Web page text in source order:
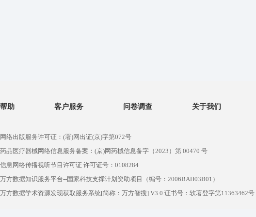
帮助 客户服务 问卷调查 关于我们
网络出版服务许可证：(署)网出证(京)字第072号
药品医疗器械网络信息服务备案：(京)网药械信息备字（2023）第 00470 号
信息网络传播视听节目许可证 许可证号：0108284
万方数据知识服务平台--国家科技支撑计划资助项目（编号：2006BAH03B01）
万方数据学术资源发现获取服务系统[简称：万方智搜] V3.0 证书号：软著登字第11363462号